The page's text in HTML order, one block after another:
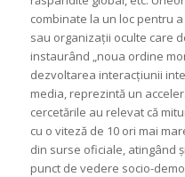
combinate la un loc pentru
sau organizații oculte care
instaurând „noua ordine
dezvoltarea interacțiunii
media, reprezintă un
cercetările au relevat că
cu o viteză de 10 ori mai
din surse oficiale, atingând
punct de vedere socio-